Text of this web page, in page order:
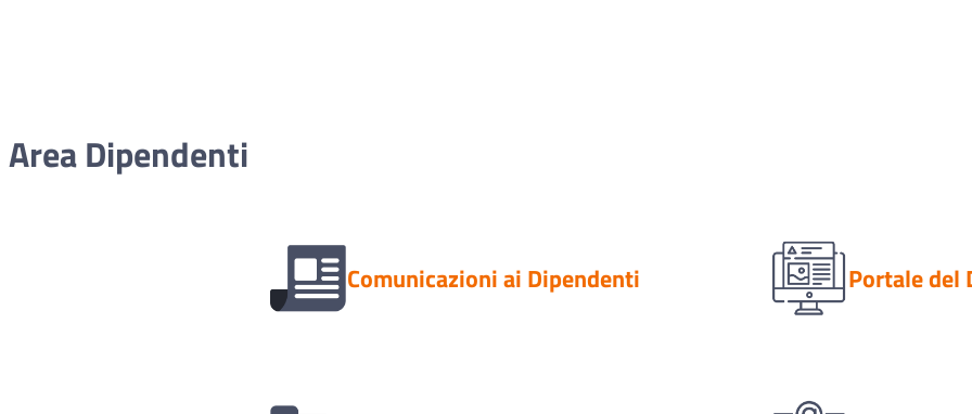
Area Dipendenti
Comunicazioni ai Dipendenti Portale del